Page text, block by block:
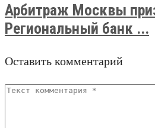
Арбитраж Москвы
Региональный банк ...
Оставить комментарий